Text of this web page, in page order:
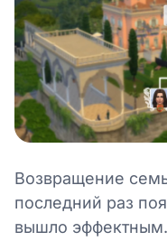
Возвращение
последний раз
вышло